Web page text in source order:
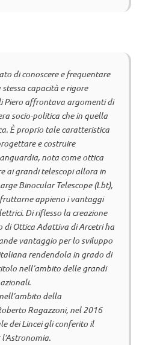
di conoscere e frequentare
capacità e rigore
Piero affrontava argomenti di
socio-politica che in quella
È proprio tale caratteristica
e costruire
nota come ottica
ai grandi telescopi allora in
Binocular Telescope (Lbt),
appieno i vantaggi
Di riflesso la creazione
di Ottica Adattiva di Arcetri ha
vantaggio per lo sviluppo
rendendola in grado di
nell’ambito delle grandi
della
Ragazzoni, nel 2016
dei Lincei gli conferito il